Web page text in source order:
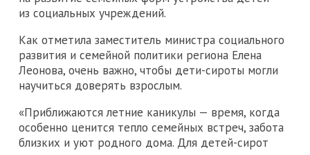
из социальных учреждений.
Как отметила заместитель министра социального
развития и семейной политики региона Елена
Леонова, очень важно, чтобы дети-сироты могли
научиться доверять взрослым.
«Приближаются летние каникулы — время, когда
особенно ценится тепло семейных встреч, забота
близких и уют родного дома. Для детей-сирот